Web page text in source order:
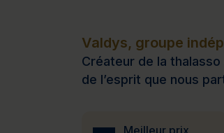
Valdys, groupe
Créateur de la
de l’esprit que nous